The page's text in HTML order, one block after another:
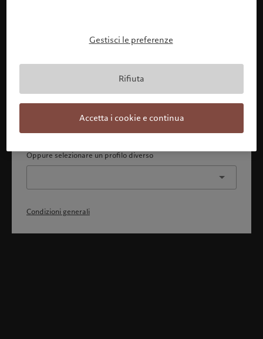
Confermare il proprio profilo
Con la presente dichiaro 1) di aver pienamente compreso
cittadino o residente degli Stati Uniti o del Canada.
Continua
Oppure selezionare un profilo diverso
Condizioni generali
Gestisci le preferenze
Rifiuta
Accetta i cookie e continua